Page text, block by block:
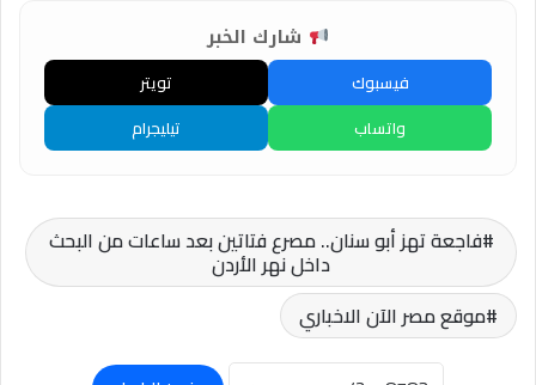
شارك الخبر
فيسبوك
تويتر
واتساب
تيليجرام
فاجعة تهز أبو سنان.. مصرع فتاتين بعد ساعات من البحث
داخل نهر الأردن
موقع مصر الآن الاخباري